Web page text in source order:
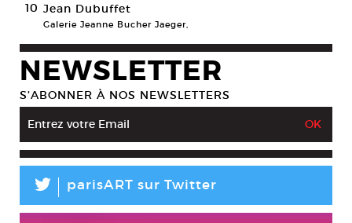
10 Jean Dubuffet
Galerie Jeanne Bucher Jaeger,
NEWSLETTER
S’ABONNER À NOS NEWSLETTERS
L parisART sur Twitter